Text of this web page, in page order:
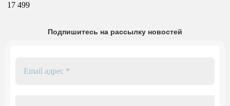
17 499
Подпишитесь на рассылку новостей